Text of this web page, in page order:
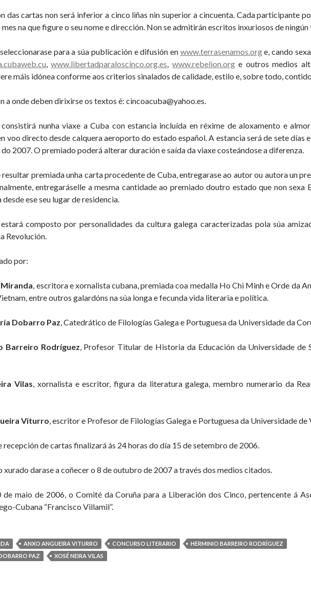
das cartas non será inferior a cinco liñas nin superior a cincuenta. Cada participante
mes na que figure o seu nome e dirección. Non se admitirán escritos inxuriosos de
para a súa publicación e difusión en www.terrasenamos.orge, cando
,www.libertadparaloscinco.org.es, www.rebelion.orge outros medios
máis idónea conforme aos criterios sinalados de calidade, estilo e, sobre todo,
a onde deben dirixirse os textos é: cincoacuba@yahoo.es.
nunha viaxe a Cuba con estancia incluída en réxime de aloxamento e
voo directo desde calquera aeroporto do estado español. A estancia será de sete días
2007. O premiado poderá alterar duración e saída da viaxe costeándose a diferenza.
resultar premiada unha carta procedente de Cuba, entregarase ao autor ou autora un
entregaráselle a mesma cantidade ao premiado doutro estado que non sexa
ese seu lugar de residencia.
composto por personalidades da cultura galega caracterizadas pola súa
Revolución.
por:
, escritora e xornalista cubana, premiada coa medalla Ho Chi Minh e Orde da
entre outros galardóns na súa longa e fecunda vida literaria e política.
Dobarro Paz, Catedrático de Filologías Galega e Portuguesa da Universidade da
Barreiro Rodríguez, Profesor Titular de Historia da Educación da Universidade de
Vilas, xornalista e escritor, figura da literatura galega, membro numerario da
Viturro, escritor e Profesor de Filologías Galega e Portuguesa da Universidade de
recepción de cartas finalizará ás 24 horas do día 15 de setembro de 2006.
xurado darase a coñecer o 8 de outubro de 2007 a través dos medios citados.
de maio de 2006, o Comité da Coruña para a Liberación dos Cinco, pertencente á
Cubana “Francisco Villamil”.
ANXO ANGUEIRA VITURRO CONCURSO LITERARIO
HERMINIO BARREIRO RODRÍGUEZ
PAZ
XOSÉ NEIRA VILAS